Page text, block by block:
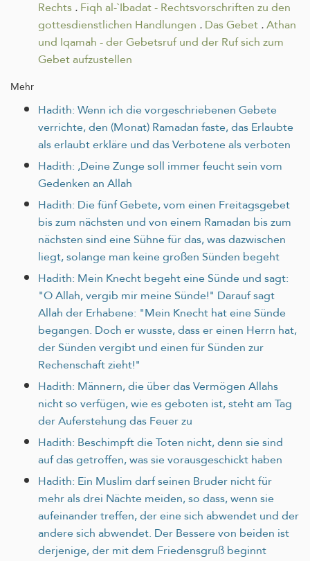
Rechts.Fiqh al-`Ibadat - Rechtsvorschriften zu den
gottesdienstlichen Handlungen .Das Gebet.Athan
und Iqamah - der Gebetsruf und der Ruf sich zum
Gebet aufzustellen
Mehr
Hadith: Wenn ich die vorgeschriebenen Gebete
verrichte, den (Monat) Ramadan faste, das Erlaubte
als erlaubt erkläre und das Verbotene als verboten
Hadith: ‚Deine Zunge soll immer feucht sein vom
Gedenken an Allah
Hadith: Die fünf Gebete, vom einen Freitagsgebet
bis zum nächsten und von einem Ramadan bis zum
nächsten sind eine Sühne für das, was dazwischen
liegt, solange man keine großen Sünden begeht
Hadith: Mein Knecht begeht eine Sünde und sagt:
"O Allah, vergib mir meine Sünde!" Darauf sagt
Allah der Erhabene: "Mein Knecht hat eine Sünde
begangen. Doch er wusste, dass er einen Herrn hat,
der Sünden vergibt und einen für Sünden zur
Rechenschaft zieht!"
Hadith: Männern, die über das Vermögen Allahs
nicht so verfügen, wie es geboten ist, steht am Tag
der Auferstehung das Feuer zu
Hadith: Beschimpft die Toten nicht, denn sie sind
auf das getroffen, was sie vorausgeschickt haben
Hadith: Ein Muslim darf seinen Bruder nicht für
mehr als drei Nächte meiden, so dass, wenn sie
aufeinander treffen, der eine sich abwendet und der
andere sich abwendet. Der Bessere von beiden ist
derjenige, der mit dem Friedensgruß beginnt